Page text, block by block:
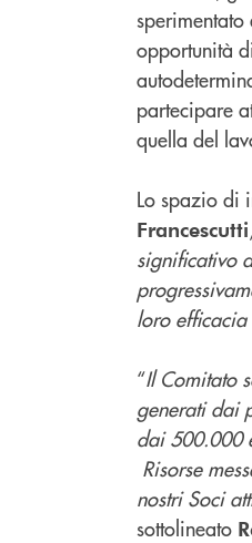
opportunità
partecipare
quella del
Lo spazio di
Francescutti
significativo
loro
“Il Comitato
generati dai
dai 500.000
Risorse
nostri Soci
sottolineato